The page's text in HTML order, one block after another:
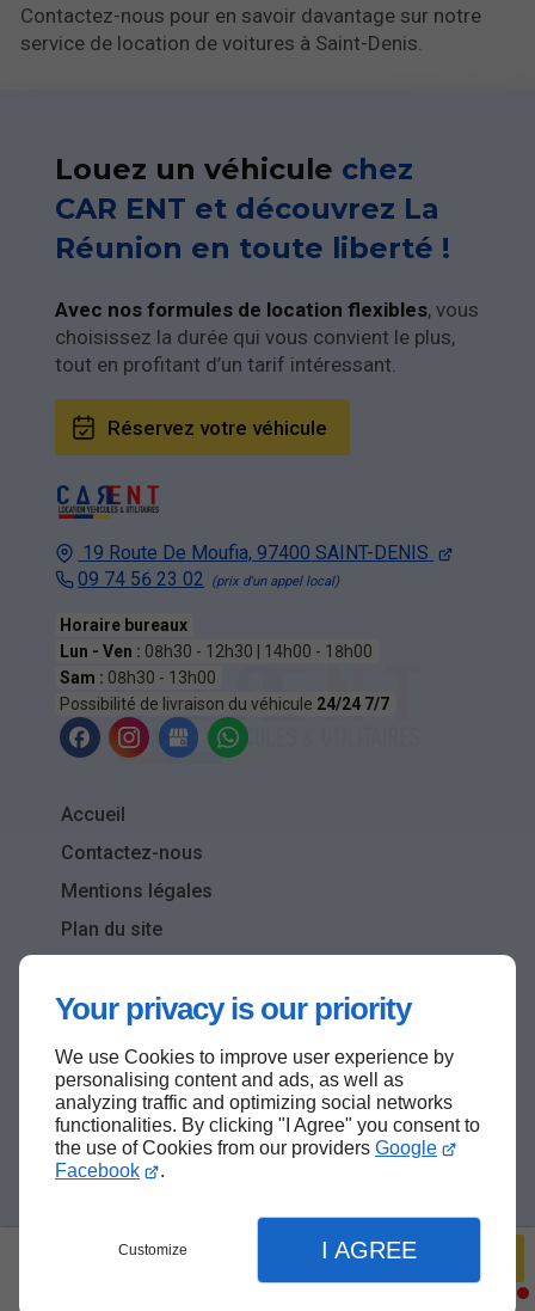
Your privacy is our priority
We use Cookies to improve user experience by
personalising content and ads, as well as
analyzing traffic and optimizing social networks
functionalities. By clicking "I Agree" you consent to
the use of Cookies from our providers Google
Facebook
.
Customize I AGREE
Contactez-nous pour en savoir davantage sur notre
service de location de voitures à Saint-Denis.
19 Route De Moufia, 97400 SAINT-DENIS
09 74 56 23 02
Horaire bureaux
Lun - Ven : 08h30 - 12h30 | 14h00 - 18h00
Sam : 08h30 - 13h00
Possibilité de livraison du véhicule 24/24 7/7
Accueil
Contactez-nous
Mentions légales
Plan du site
Louez un véhicule chez
CAR ENT et découvrez La
Réunion en toute liberté !
Avec nos formules de location flexibles, vous
choisissez la durée qui vous convient le plus,
tout en profitant d’un tarif intéressant.
Réservez votre véhicule
Haut de page